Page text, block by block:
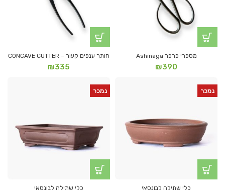
מספרי פרפר Ashinaga
₪390
חותך ענפים קעור – CONCAVE CUTTER
₪335
נמכר
כלי שתילה לבונסאי
נמכר
כלי שתילה לבונסאי